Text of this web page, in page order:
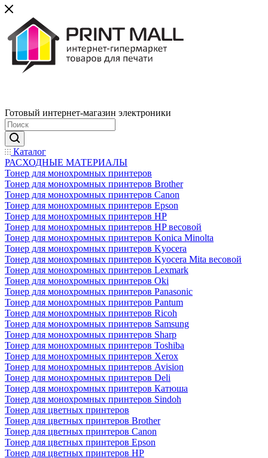
Готовый интернет-магазин электроники
Каталог
РАСХОДНЫЕ МАТЕРИАЛЫ
Тонер для монохромных принтеров
Тонер для монохромных принтеров Brother
Тонер для монохромных принтеров Canon
Тонер для монохромных принтеров Epson
Тонер для монохромных принтеров HP
Тонер для монохромных принтеров HP весовой
Тонер для монохромных принтеров Konica Minolta
Тонер для монохромных принтеров Kyocera
Тонер для монохромных принтеров Kyocera Mita весовой
Тонер для монохромных принтеров Lexmark
Тонер для монохромных принтеров Oki
Тонер для монохромных принтеров Panasonic
Тонер для монохромных принтеров Pantum
Тонер для монохромных принтеров Ricoh
Тонер для монохромных принтеров Samsung
Тонер для монохромных принтеров Sharp
Тонер для монохромных принтеров Toshiba
Тонер для монохромных принтеров Xerox
Тонер для монохромных принтеров Avision
Тонер для монохромных принтеров Deli
Тонер для монохромных принтеров Катюша
Тонер для монохромных принтеров Sindoh
Тонер для цветных принтеров
Тонер для цветных принтеров Brother
Тонер для цветных принтеров Canon
Тонер для цветных принтеров Epson
Тонер для цветных принтеров HP